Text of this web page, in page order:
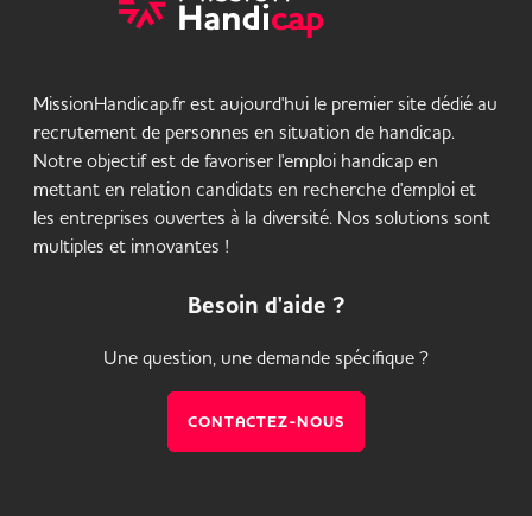
MissionHandicap.fr est aujourd'hui le premier site dédié au
recrutement de personnes en situation de handicap.
Notre objectif est de favoriser l'emploi handicap en
mettant en relation candidats en recherche d'emploi et
les entreprises ouvertes à la diversité. Nos solutions sont
multiples et innovantes !
Besoin d'aide ?
Une question, une demande spécifique ?
CONTACTEZ-NOUS